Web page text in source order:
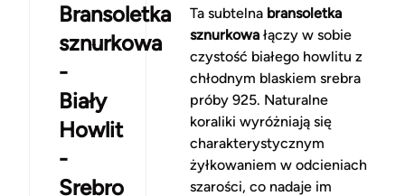
Bransoletka
sznurkowa
-
Biały
Howlit
-
Srebro
Ta subtelna bransoletka
sznurkowałączy w sobie
czystość białego howlitu z
chłodnym blaskiem srebra
próby 925. Naturalne
koraliki wyróżniają się
charakterystycznym
żyłkowaniem w odcieniach
szarości, co nadaje im